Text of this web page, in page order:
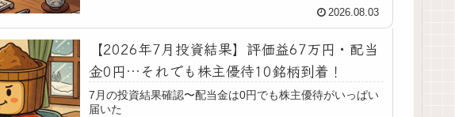
2026.08.03
【2026年7月投資結果】評価益67万円・配当
金0円…それでも株主優待10銘柄到着！
7月の投資結果確認〜配当金は0円でも株主優待がいっぱい
届いた